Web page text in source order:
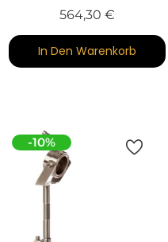
564,30 €Preis
In Den Warenkorb
-10%